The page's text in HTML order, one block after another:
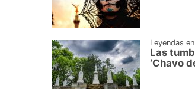
Leyendas
Las
‘Chavo